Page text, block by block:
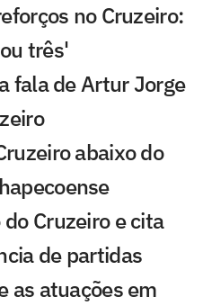
no Cruzeiro:
três'
fala de Artur Jorge
abaixo do
Cruzeiro e cita
de partidas
as atuações em